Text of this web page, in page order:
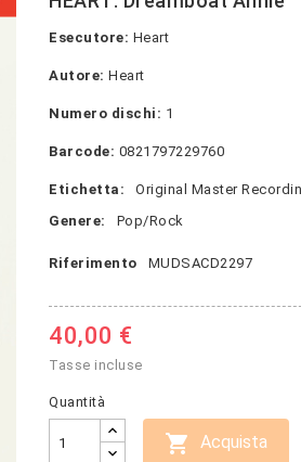
Esecutore: Heart
Autore: Heart
Numero dischi: 1
Barcode: 0821797229760
Etichetta: Original Master
Genere:
Pop/Rock
Riferimento MUDSACD2297
40,00 €
Tasse incluse
Quantità
 Acquista